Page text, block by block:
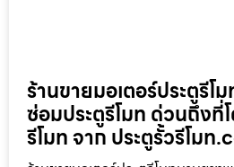
ร้านขายมอเตอร์ประตูรีโ
ซ่อมประตูรีโมท ด่วนถึงที่
รีโมท จาก ประตูรั้วรีโมท